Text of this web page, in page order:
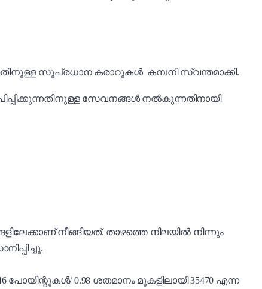
സുപ്രധാന കരാറുകൾ കമ്പനി സ്വന്തമാക്കി.
സേവനങ്ങൾ നൽകുന്നതിനായി
നീങ്ങിയത്. താഴത്തെ നിലയിൽ നിന്നും
പോയിന്റുകൾ/ 0.98 ശതമാനം മുകളിലായി 35470 എന്ന